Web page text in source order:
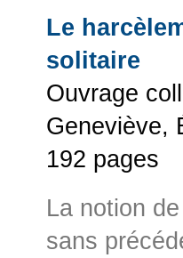
Le
solitaire
Ouvrage
Geneviève,
192 pages
La notion
sans